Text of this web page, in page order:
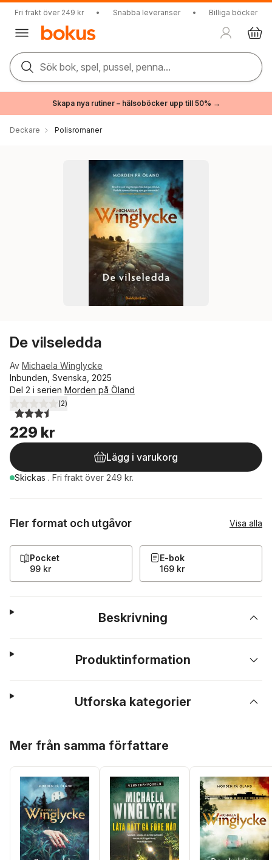
Fri frakt över 249 kr • Snabba leveranser • Billiga böcker
Sök bok, spel, pussel, penna...
Skapa nya rutiner – hälsoböcker upp till 50% →
Deckare Polisromaner
De vilseledda
Av Michaela Winglycke
Inbunden, Svenska, 2025
Del 2 i serien Morden på Öland
3,5utav 5 stjärnor. Totalt antal röster:
(2)
229 kr
Lägg i varukorg
Skickas . Fri frakt över 249 kr.
Fler format och utgåvor Visa alla
Pocket
99 kr
E-bok
169 kr
Beskrivning
Produktinformation
Utforska kategorier
Mer från samma författare